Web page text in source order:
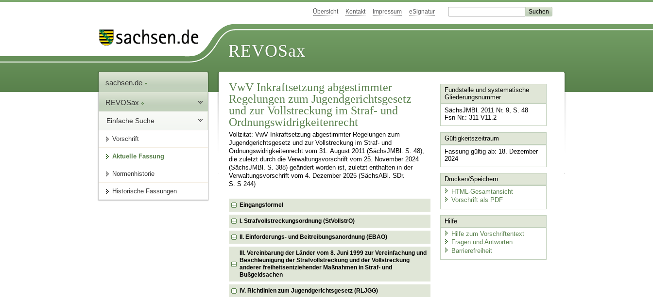
Übersicht Kontakt Impressum eSignatur
REVOSax
sachsen.de
REVOSax
Einfache Suche
Vorschrift
Aktuelle Fassung
Normenhistorie
Historische Fassungen
VwV Inkraftsetzung abgestimmter
Regelungen zum Jugendgerichtsgesetz
und zur Vollstreckung im Straf- und
Ordnungswidrigkeitenrecht
Vollzitat: VwV Inkraftsetzung abgestimmter Regelungen zum
Jugendgerichtsgesetz und zur Vollstreckung im Straf- und
Ordnungswidrigkeitenrecht vom 31. August 2011 (SächsJMBl. S. 48),
die zuletzt durch die Verwaltungsvorschrift vom 25. November 2024
(SächsJMBl. S. 388) geändert worden ist, zuletzt enthalten in der
Verwaltungsvorschrift vom 4. Dezember 2025 (SächsABl. SDr.
S. S 244)
Eingangsformel
I. Strafvollstreckungsordnung (StVollstrO)
II. Einforderungs- und Beitreibungsanordnung (EBAO)
III. Vereinbarung der Länder vom 8. Juni 1999 zur Vereinfachung und
Beschleunigung der Strafvollstreckung und der Vollstreckung
anderer freiheitsentziehender Maßnahmen in Straf- und
Bußgeldsachen
IV. Richtlinien zum Jugendgerichtsgesetz (RLJGG)
Fundstelle und systematische
Gliederungsnummer
SächsJMBl. 2011 Nr. 9, S. 48
Fsn-Nr.: 311-V11.2
Gültigkeitszeitraum
Fassung gültig ab: 18. Dezember
2024
Drucken/Speichern
HTML-Gesamtansicht
Vorschrift als PDF
Hilfe
Hilfe zum Vorschriftentext
Fragen und Antworten
Barrierefreiheit